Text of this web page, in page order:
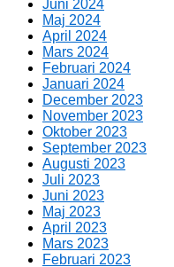
Juni 2024
Maj 2024
April 2024
Mars 2024
Februari 2024
Januari 2024
December 2023
November 2023
Oktober 2023
September 2023
Augusti 2023
Juli 2023
Juni 2023
Maj 2023
April 2023
Mars 2023
Februari 2023